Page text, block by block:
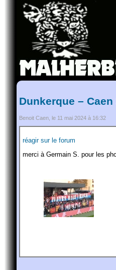
Dunkerque – Caen
Benoit Caen, le 11 mai 2024 à 16:32
réagir sur le forum
merci à Germain S. pour les